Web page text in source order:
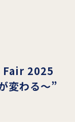
2025
変わる～”